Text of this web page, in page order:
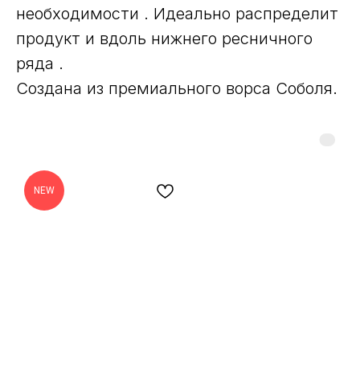
необходимости . Идеально распределит
продукт и вдоль нижнего ресничного
ряда .
Создана из премиального ворса Cоболя.
NEW